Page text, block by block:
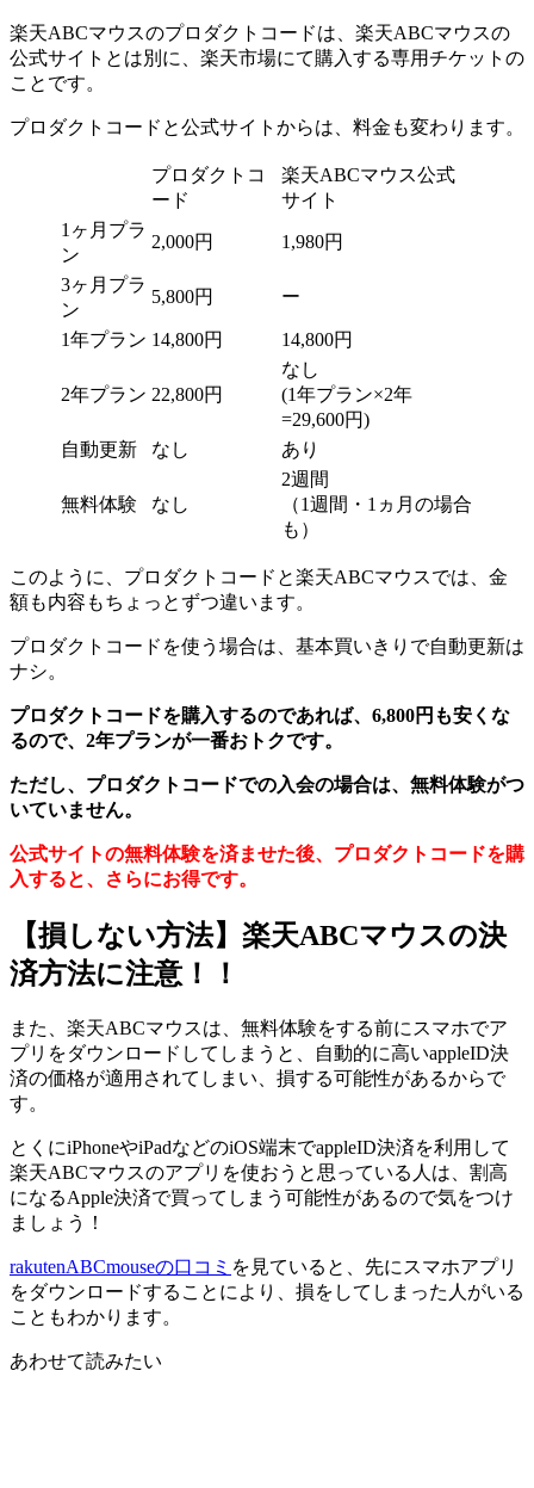
楽天ABCマウスのプロダクトコードは、楽天ABCマウスの
公式サイトとは別に、楽天市場にて購入する専用チケットの
ことです。
プロダクトコードと公式サイトからは、料金も変わります。
プロダクトコ
ード
楽天ABCマウス公式
サイト
1ヶ月プラ
ン
2,000円 1,980円
3ヶ月プラ
ン
5,800円 ー
1年プラン 14,800円 14,800円
2年プラン 22,800円
なし
(1年プラン×2年
=29,600円)
自動更新
なし あり
無料体験 なし
2週間
（1週間・1ヵ月の場合
も）
このように、プロダクトコードと楽天ABCマウスでは、金
額も内容もちょっとずつ違います。
プロダクトコードを使う場合は、基本買いきりで自動更新は
ナシ。
プロダクトコードを購入するのであれば、6,800円も安くな
るので、2年プランが一番おトクです。
ただし、プロダクトコードでの入会の場合は、無料体験がつ
いていません。
公式サイトの無料体験を済ませた後、プロダクトコードを購
入すると、さらにお得です。
【損しない方法】楽天ABCマウスの決
済方法に注意！！
また、楽天ABCマウスは、無料体験をする前にスマホでア
プリをダウンロードしてしまうと、自動的に高いappleID決
済の価格が適用されてしまい、損する可能性があるからで
す。
とくにiPhoneやiPadなどのiOS端末でappleID決済を利用して
楽天ABCマウスのアプリを使おうと思っている人は、割高
になるApple決済で買ってしまう可能性があるので気をつけ
ましょう！
rakutenABCmouseの口コミ を見ていると、先にスマホアプリ
をダウンロードすることにより、損をしてしまった人がいる
こともわかります。
あわせて読みたい